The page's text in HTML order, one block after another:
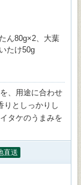
ん80g×2、大葉
たけ50g
、用途に合わせ
りとしっかりし
タケのうまみを
直送